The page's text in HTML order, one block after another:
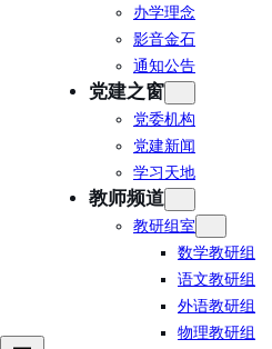
办学理念
影音金石
通知公告
党建之窗
党委机构
党建新闻
学习天地
教师频道
教研组室
数学教研组
语文教研组
外语教研组
物理教研组